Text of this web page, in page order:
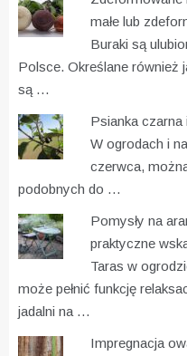
małe lub
Buraki są
Polsce. Określane również
są …
Psianka czarna
W ogrodach i
czerwca,
podobnych do …
Pomysły na
praktyczne
Taras w
może pełnić funkcję
jadalni na …
Impregnacja